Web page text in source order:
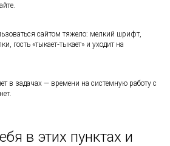
сайтом тяжело: мелкий шрифт,
гость «тыкает‑тыкает» и уходит на
в задачах — времени на системную работу с
в этих пунктах и